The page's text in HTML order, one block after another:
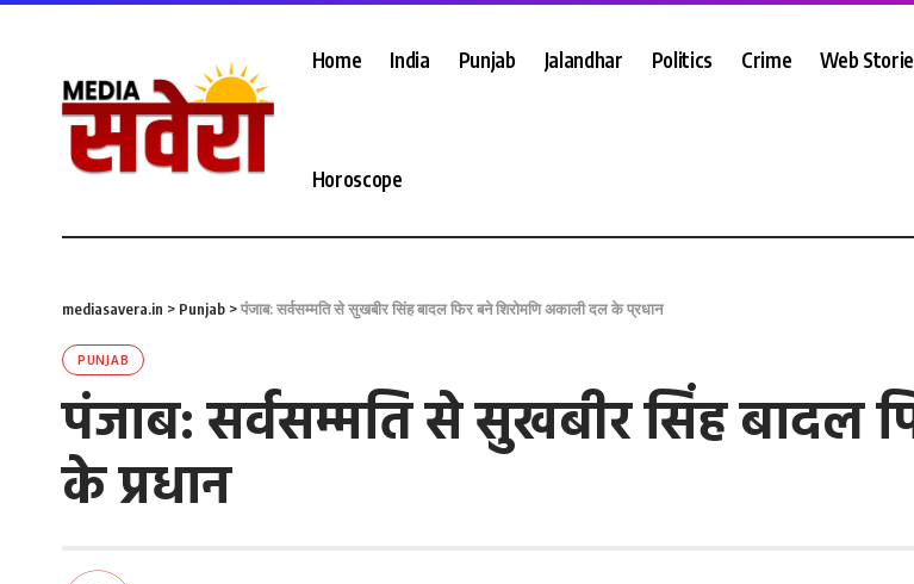
Home India Punjab Jalandhar Politics Crime Web
Horoscope
mediasavera.in > Punjab >पंजाब: सर्वसम्मति से सुखबीर सिंह बादल फिर बने शिरोमणि अकाली दल के प्रधान
PUNJAB
पंजाब: सर्वसम्मति से सुखबीर सिंह बादल
के प्रधान